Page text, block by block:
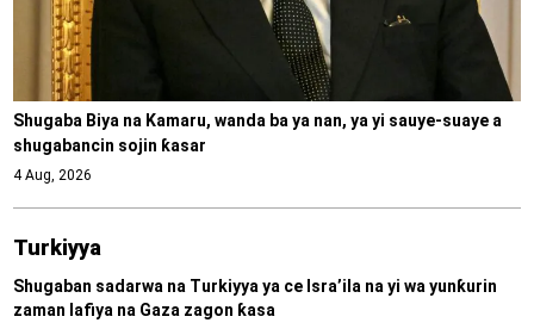
Shugaba Biya na Kamaru, wanda ba ya nan, ya yi sauye-suaye a
shugabancin sojin ƙasar
4 Aug, 2026
Turkiyya
Shugaban sadarwa na Turkiyya ya ce Isra’ila na yi wa yunƙurin
zaman lafiya na Gaza zagon ƙasa